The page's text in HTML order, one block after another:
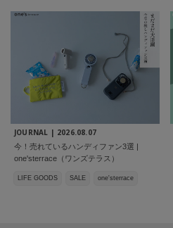
JOURNAL | 2026.08.07
今！売れているハンディファン3選 |
one'sterrace（ワンズテラス）
LIFE GOODS SALE one'sterrace